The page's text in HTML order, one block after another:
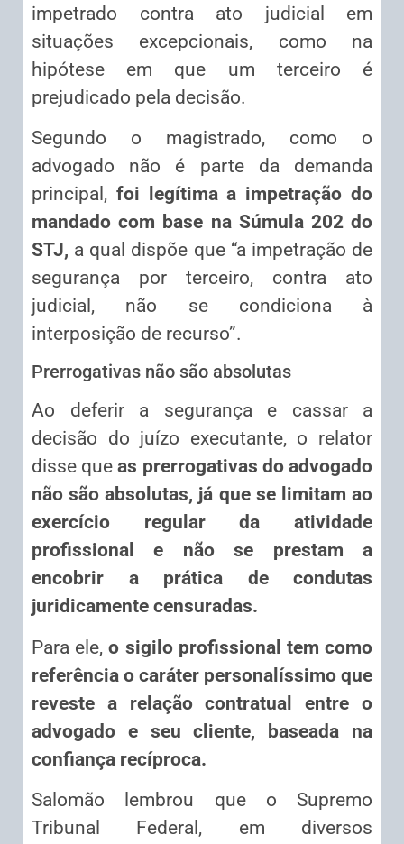
impetrado contra ato judicial em
situações excepcionais, como na
hipótese em que um terceiro é
prejudicado pela decisão.
Segundo o magistrado, como o
advogado não é parte da demanda
principal, foi legítima a impetração do
mandado com base na Súmula 202 do
STJ, a qual dispõe que “a impetração de
segurança por terceiro, contra ato
judicial, não se condiciona à
interposição de recurso”.
Prerrogativas não são absolutas
Ao deferir a segurança e cassar a
decisão do juízo executante, o relator
disse queas prerrogativas do advogado
não são absolutas, já que se limitam ao
exercício regular da atividade
profissional e não se prestam a
encobrir a prática de condutas
juridicamente censuradas.
Para ele,o sigilo profissional tem como
referência o caráter personalíssimo que
reveste a relação contratual entre o
advogado e seu cliente, baseada na
confiança recíproca.
Salomão lembrou que o Supremo
Tribunal Federal, em diversos